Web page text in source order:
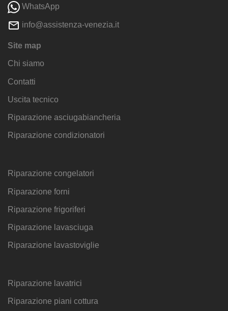
WhatsApp
info@assistenza-venezia.it
Site map
Chi siamo
Contatti
Uscita tecnico
Riparazione asciugabiancheria
Riparazione condizionatori
Riparazione congelatori
Riparazione forni
Riparazione frigoriferi
Riparazione lavasciuga
Riparazione lavastoviglie
Riparazione lavatrici
Riparazione piani cottura